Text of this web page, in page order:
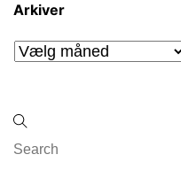
Arkiver
Arkiver